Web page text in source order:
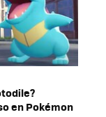
en Pokémon